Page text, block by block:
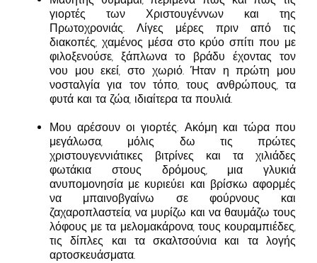
γιορτές των Χριστουγέννων και της
Πρωτοχρονιάς. Λίγες μέρες πριν από τις
διακοπές, χαμένος μέσα στο κρύο σπίτι που με
φιλοξενούσε, ξάπλωνα το βράδυ έχοντας τον
νου μου εκεί, στο χωριό. Ήταν η πρώτη μου
νοσταλγία για τον τόπο, τους ανθρώπους, τα
φυτά και τα ζώα, ιδιαίτερα τα πουλιά.
Μου αρέσουν οι γιορτές. Ακόμη και τώρα που
μεγάλωσα, μόλις δω τις πρώτες
χριστουγεννιάτικες βιτρίνες και τα χιλιάδες
φωτάκια στους δρόμους, μια γλυκιά
ανυπομονησία με κυριεύει και βρίσκω αφορμές
να μπαινοβγαίνω σε φούρνους και
ζαχαροπλαστεία, να μυρίζω και να θαυμάζω τους
λόφους με τα μελομακάρονα, τους κουραμπιέδες,
τις δίπλες και τα σκαλτσούνια και τα λογής
αρτοσκευάσματα.